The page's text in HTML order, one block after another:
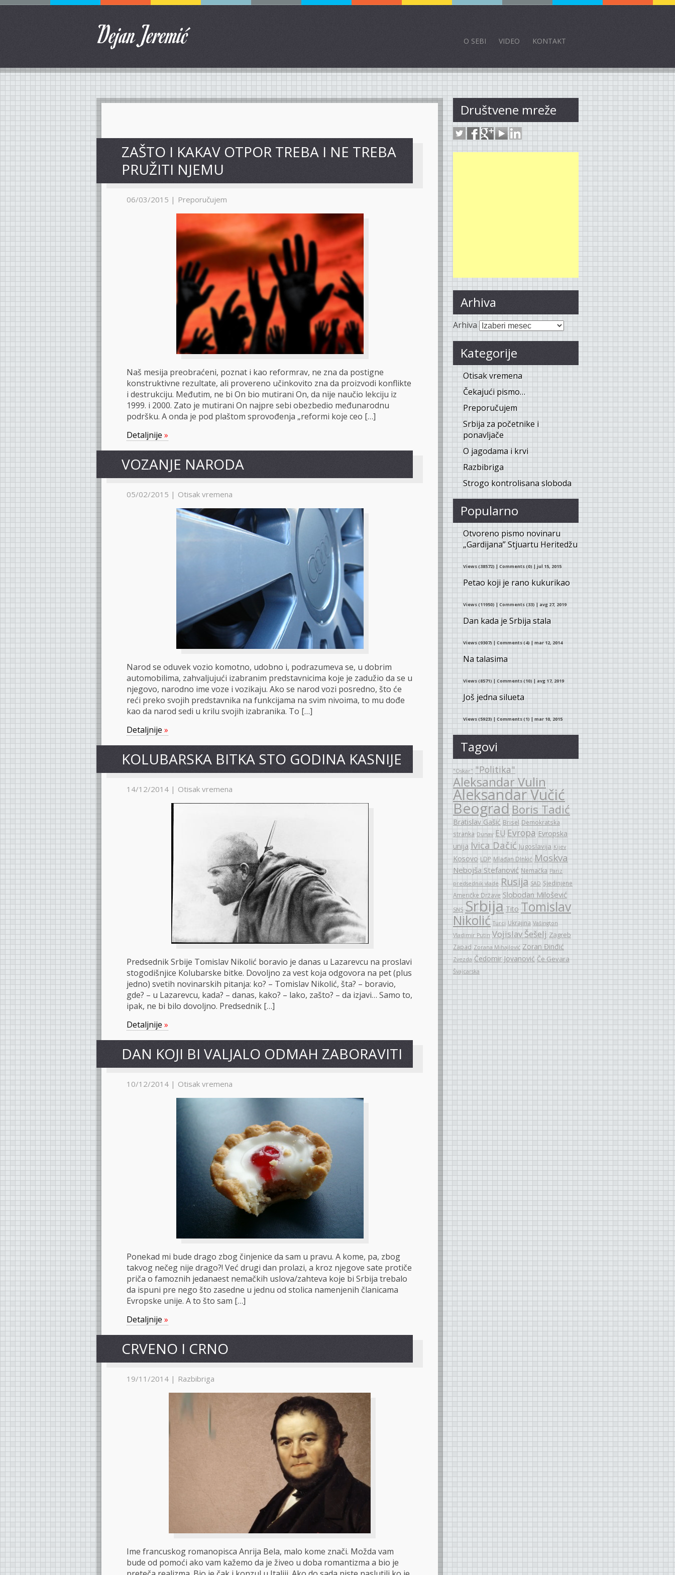
Dejan Jeremić O SEBI VIDEO KONTAKT
ZAŠTO I KAKAV OTPOR TREBA I NE TREBA
PRUŽITI NJEMU
06/03/2015 | Preporučujem
Naš mesija preobraćeni, poznat i kao reformrav, ne zna da postigne
konstruktivne rezultate, ali provereno učinkovito zna da proizvodi konflikte
i destrukciju. Međutim, ne bi On bio mutirani On, da nije naučio lekciju iz
1999. i 2000. Zato je mutirani On najpre sebi obezbedio međunarodnu
podršku. A onda je pod plaštom sprovođenja „reformi koje ceo […]
Detaljnije »
VOZANJE NARODA
05/02/2015 | Otisak vremena
Narod se oduvek vozio komotno, udobno i, podrazumeva se, u dobrim
automobilima, zahvaljujući izabranim predstavnicima koje je zadužio da se u
njegovo, narodno ime voze i vozikaju. Ako se narod vozi posredno, što će
reći preko svojih predstavnika na funkcijama na svim nivoima, to mu dođe
kao da narod sedi u krilu svojih izabranika. To […]
Detaljnije »
KOLUBARSKA BITKA STO GODINA KASNIJE
14/12/2014 | Otisak vremena
Predsednik Srbije Tomislav Nikolić boravio je danas u Lazarevcu na proslavi
stogodišnjice Kolubarske bitke. Dovoljno za vest koja odgovora na pet (plus
jedno) svetih novinarskih pitanja: ko? – Tomislav Nikolić, šta? – boravio,
gde? – u Lazarevcu, kada? – danas, kako? – lako, zašto? – da izjavi… Samo to,
ipak, ne bi bilo dovoljno. Predsednik […]
Detaljnije »
DAN KOJI BI VALJALO ODMAH ZABORAVITI
10/12/2014 | Otisak vremena
Ponekad mi bude drago zbog činjenice da sam u pravu. A kome, pa, zbog
takvog nečeg nije drago?! Već drugi dan prolazi, a kroz njegove sate protiče
priča o famoznih jedanaest nemačkih uslova/zahteva koje bi Srbija trebalo
da ispuni pre nego što zasedne u jednu od stolica namenjenih članicama
Evropske unije. A to što sam […]
Detaljnije »
CRVENO I CRNO
19/11/2014 | Razbibriga
Ime francuskog romanopisca Anrija Bela, malo kome znači. Možda vam
bude od pomoći ako vam kažemo da je živeo u doba romantizma a bio je
Društvene mreže
Arhiva
Arhiva
Kategorije
Otisak vremena
Čekajući pismo…
Preporučujem
Srbija za početnike i
ponavljače
O jagodama i krvi
Razbibriga
Strogo kontrolisana sloboda
Popularno
Otvoreno pismo novinaru
„Gardijana” Stjuartu Heritedžu
Views (38572)|Comments (0)| jul 15, 2015
Petao koji je rano kukurikao
Views (11950)|Comments (33)| avg 27, 2019
Dan kada je Srbija stala
Views (9307)|Comments (4)| mar 12, 2014
Na talasima
Views (8571) | Comments (10) | avg 17, 2019
Još jedna silueta
Views (5923)|Comments (1)| mar 10, 2015
Tagovi
"Oskar" "Politika"
Aleksandar Vulin
Aleksandar Vučić
BeogradBoris Tadić
Bratislav Gašić Brisel Demokratska
stranka Dunav EU Evropa Evropska
unija Ivica Dačić Jugoslavija Kijev
Kosovo LDP Mlađan DInkić Moskva
Nebojša Stefanović Nemačka Pariz
predsednik vlade Rusija SAD Sjedinjene
Američke Države Slobodan Milošević
SNS Srbija Tito Tomislav
Nikolić Turci Ukrajina Vašington
Vladimir Putin Vojislav Šešelj Zagreb
Zapad Zorana Mihajlović Zoran Đinđić
Zvezda Čedomir Jovanović Če Gevara
Švajcarska